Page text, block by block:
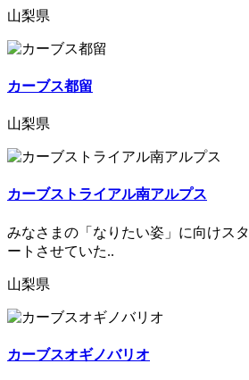
山梨県
カーブス都留
山梨県
カーブストライアル南アルプス
みなさまの「なりたい姿」に向けス
ートさせていた..
山梨県
カーブスオギノバリオ